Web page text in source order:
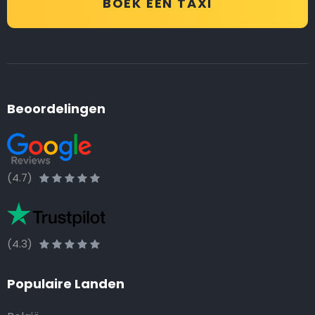
Beoordelingen
(4.7)
(4.3)
Populaire Landen